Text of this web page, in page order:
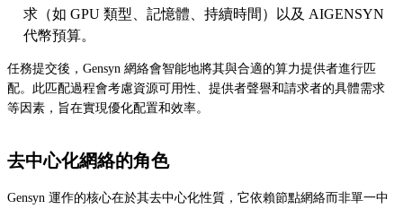
求（如 GPU 類型、記憶體、持續時間）以及 AIGENSYN
代幣預算。
任務提交後，Gensyn 網絡會智能地將其與合適的算力提供者進行匹
配。此匹配過程會考慮資源可用性、提供者聲譽和請求者的具體需求
等因素，旨在實現優化配置和效率。
去中心化網絡的角色
Gensyn 運作的核心在於其去中心化性質，它依賴節點網絡而非單一中